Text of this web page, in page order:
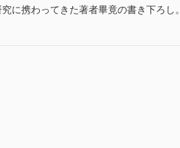
に携わってきた著者畢竟の書き下ろし。